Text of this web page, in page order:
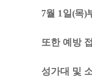
7월 1일(목)
또한 예방
성가대 및